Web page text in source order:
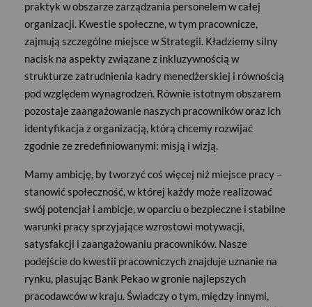
praktyk w obszarze zarządzania personelem w całej
organizacji. Kwestie społeczne, w tym pracownicze,
zajmują szczególne miejsce w Strategii. Kładziemy silny
nacisk na aspekty związane z inkluzywnością w
strukturze zatrudnienia kadry menedżerskiej i równością
pod względem wynagrodzeń. Równie istotnym obszarem
pozostaje zaangażowanie naszych pracowników oraz ich
identyfikacja z organizacją, którą chcemy rozwijać
zgodnie ze zredefiniowanymi: misją i wizją.
Mamy ambicję, by tworzyć coś więcej niż miejsce pracy –
stanowić społeczność, w której każdy może realizować
swój potencjał i ambicje, w oparciu o bezpieczne i stabilne
warunki pracy sprzyjające wzrostowi motywacji,
satysfakcji i zaangażowaniu pracowników. Nasze
podejście do kwestii pracowniczych znajduje uznanie na
rynku, plasując Bank Pekao w gronie najlepszych
pracodawców w kraju. Świadczy o tym, między innymi,